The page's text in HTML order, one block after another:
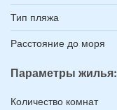
Тип пляжа
Расстояние до моря
Параметры жилья:
Количество комнат